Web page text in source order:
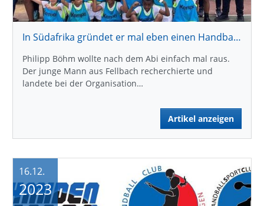
In Südafrika gründet er mal eben einen Handballverein
Philipp Böhm wollte nach dem Abi einfach mal raus.
Der junge Mann aus Fellbach recherchierte und
landete bei der Organisation…
Artikel anzeigen
16.12.
2023